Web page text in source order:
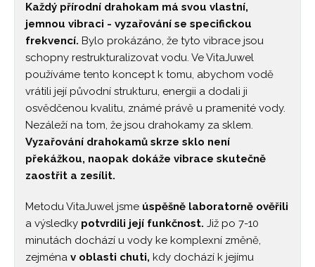
Každý přírodní drahokam má svou vlastní,
jemnou vibraci - vyzařování se specifickou
frekvencí. Bylo prokázáno, že tyto vibrace jsou
schopny restrukturalizovat vodu. Ve VitaJuwel
používáme tento koncept k tomu, abychom vodě
vrátili její původní strukturu, energii a dodali ji
osvědčenou kvalitu, známé právě u pramenité vody.
Nezáleží na tom, že jsou drahokamy za sklem.
Vyzařování drahokamů skrze sklo není
překážkou, naopak dokáže vibrace skutečně
zaostřit a zesílit.
Metodu VitaJuwel jsme úspěšně laboratorně ověřili
a výsledky potvrdili její funkčnost. Již po 7-10
minutách dochází u vody ke komplexní změně,
zejména v oblasti chuti, kdy dochází k jejímu